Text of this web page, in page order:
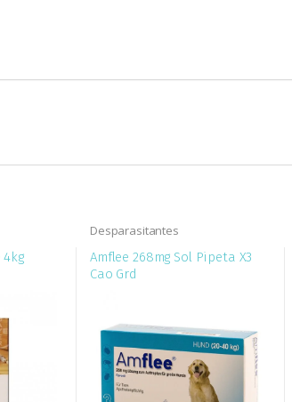
Desparasitantes
Amflee 268mg Sol Pipeta X3
Cao Grd